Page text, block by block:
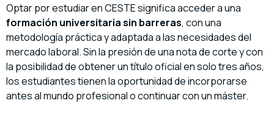
Optar por estudiar en CESTE significa acceder a una
formación universitaria sin barreras, con una
metodología práctica y adaptada a las necesidades del
mercado laboral. Sin la presión de una nota de corte y con
la posibilidad de obtener un título oficial en solo tres años,
los estudiantes tienen la oportunidad de incorporarse
antes al mundo profesional o continuar con un máster.